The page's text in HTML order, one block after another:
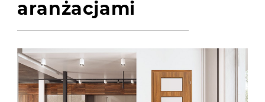
aranżacjami